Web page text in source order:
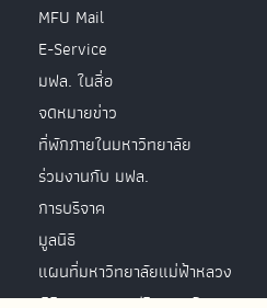
MFU Mail
E-Service
มฟล. ในสื่อ
จดหมายข่าว
ที่พักภายในมหาวิทยาลัย
ร่วมงานกับ มฟล.
การบริจาค
มูลนิธิ
แผนที่มหาวิทยาลัยแม่ฟ้าหลวง